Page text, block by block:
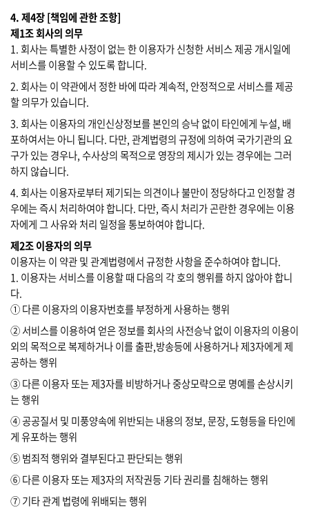
4. 제4장 [책임에 관한 조항]
제1조 회사의 의무
1. 회사는 특별한 사정이 없는 한 이용자가 신청한 서비스 제공 개시일에
서비스를 이용할 수 있도록 합니다.
2. 회사는 이 약관에서 정한 바에 따라 계속적, 안정적으로 서비스를 제공
할 의무가 있습니다.
3. 회사는 이용자의 개인신상정보를 본인의 승낙 없이 타인에게 누설, 배
포하여서는 아니 됩니다. 다만, 관계법령의 규정에 의하여 국가기관의 요
구가 있는 경우나, 수사상의 목적으로 영장의 제시가 있는 경우에는 그러
하지 않습니다.
4. 회사는 이용자로부터 제기되는 의견이나 불만이 정당하다고 인정할 경
우에는 즉시 처리하여야 합니다. 다만, 즉시 처리가 곤란한 경우에는 이용
자에게 그 사유와 처리 일정을 통보하여야 합니다.
제2조 이용자의 의무
이용자는 이 약관 및 관계법령에서 규정한 사항을 준수하여야 합니다.
1. 이용자는 서비스를 이용할 때 다음의 각 호의 행위를 하지 않아야 합니
다.
① 다른 이용자의 이용자번호를 부정하게 사용하는 행위
② 서비스를 이용하여 얻은 정보를 회사의 사전승낙 없이 이용자의 이용이
외의 목적으로 복제하거나 이를 출판,방송등에 사용하거나 제3자에게 제
공하는 행위
③ 다른 이용자 또는 제3자를 비방하거나 중상모략으로 명예를 손상시키
는 행위
④ 공공질서 및 미풍양속에 위반되는 내용의 정보, 문장, 도형등을 타인에
게 유포하는 행위
⑤ 범죄적 행위와 결부된다고 판단되는 행위
⑥ 다른 이용자 또는 제3자의 저작권등 기타 권리를 침해하는 행위
⑦ 기타 관계 법령에 위배되는 행위